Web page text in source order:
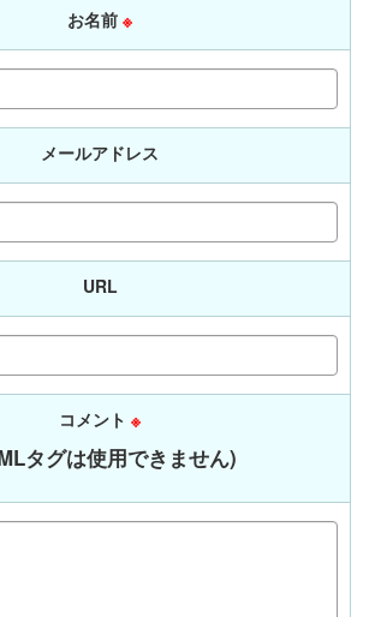
お名前 ※
メールアドレス
URL
コメント ※
タグは使用できません)